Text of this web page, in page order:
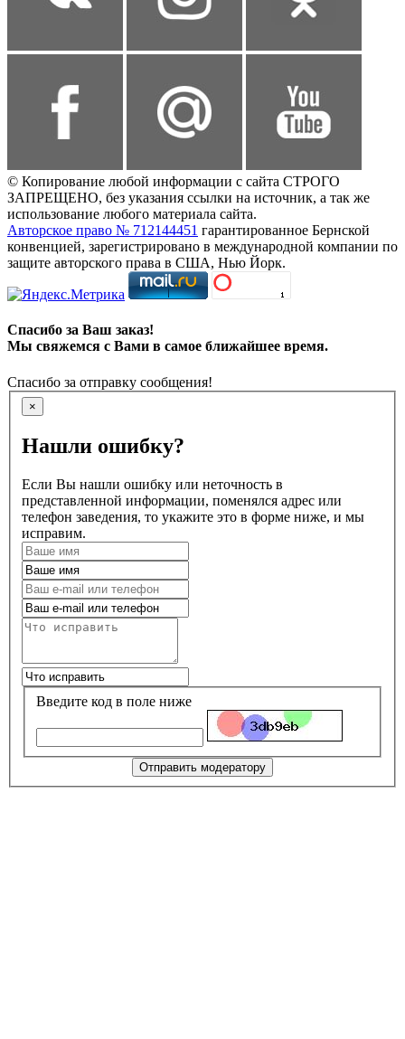
© Копирование любой информации с сайта СТРОГО
ЗАПРЕЩЕНО, без указания ссылки на источник, а так же
использование любого материала сайта.
Авторское право № 712144451 гарантированное Бернской
конвенцией, зарегистрировано в международной компании по
защите авторского права в США, Нью Йорк.
Спасибо за Ваш заказ!
Мы свяжемся с Вами в самое ближайшее время.
Спасибо за отправку сообщения!
×
Нашли ошибку?
Если Вы нашли ошибку или неточность в
представленной информации, поменялся адрес или
телефон заведения, то укажите это в форме ниже, и мы
исправим.
Введите код в поле ниже
Отправить модератору